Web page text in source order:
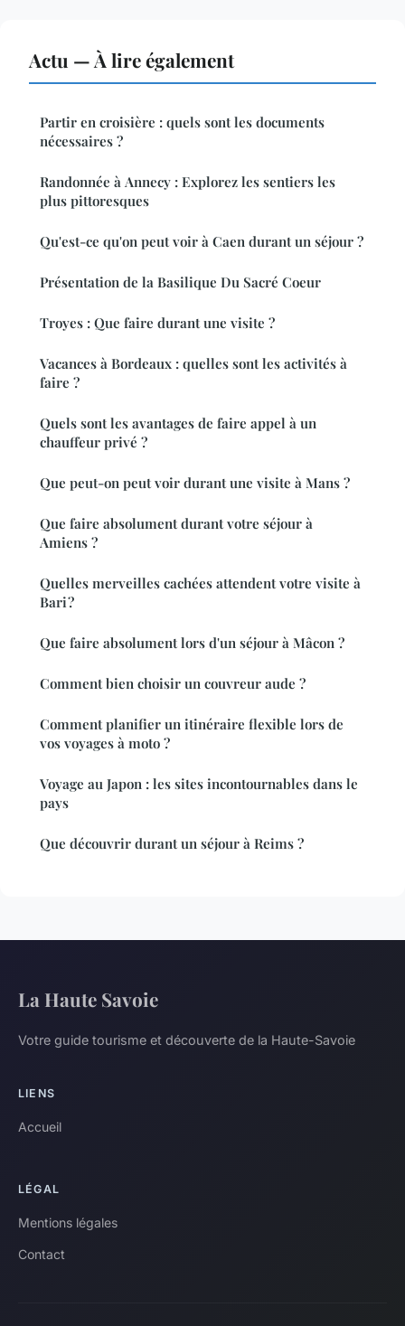
Actu — À lire également
Partir en croisière : quels sont les documents
nécessaires ?
Randonnée à Annecy : Explorez les sentiers les
plus pittoresques
Qu'est-ce qu'on peut voir à Caen durant un séjour ?
Présentation de la Basilique Du Sacré Coeur
Troyes : Que faire durant une visite ?
Vacances à Bordeaux : quelles sont les activités à
faire ?
Quels sont les avantages de faire appel à un
chauffeur privé ?
Que peut-on peut voir durant une visite à Mans ?
Que faire absolument durant votre séjour à
Amiens ?
Quelles merveilles cachées attendent votre visite à
Bari ?
Que faire absolument lors d'un séjour à Mâcon ?
Comment bien choisir un couvreur aude ?
Comment planifier un itinéraire flexible lors de
vos voyages à moto ?
Voyage au Japon : les sites incontournables dans le
pays
Que découvrir durant un séjour à Reims ?
La Haute Savoie
Votre guide tourisme et découverte de la Haute-Savoie
LIENS
Accueil
LÉGAL
Mentions légales
Contact